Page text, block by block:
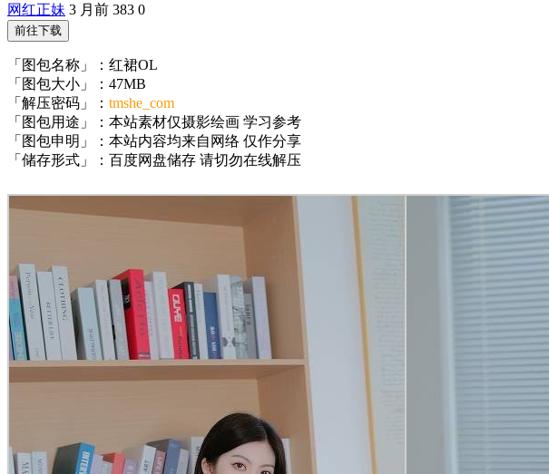
网红正妹 3 月前 383 0
前往下载
「图包名称」：红裙OL
「图包大小」：47MB
「解压密码」： tmshe_com
「图包用途」：本站素材仅摄影绘画 学习参考
「图包申明」：本站内容均来自网络 仅作分享
「储存形式」：百度网盘储存 请切勿在线解压